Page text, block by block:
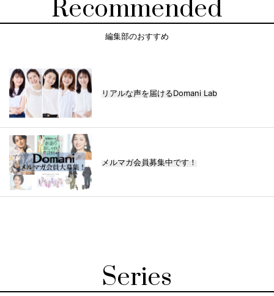
Recommended
編集部のおすすめ
リアルな声を届けるDomani Lab
メルマガ会員募集中です！
Series